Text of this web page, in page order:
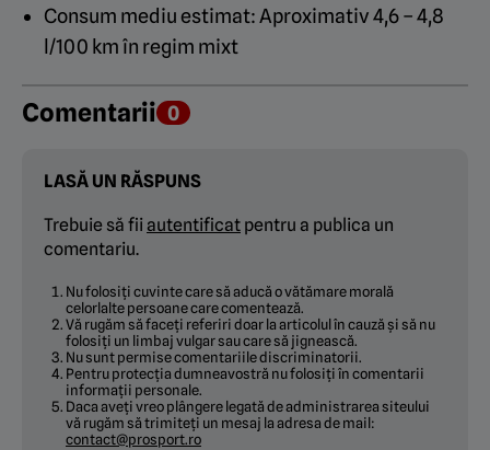
Consum mediu estimat: Aproximativ 4,6 – 4,8
l/100 km în regim mixt
Comentarii 0
LASĂ UN RĂSPUNS
Trebuie să fii autentificat pentru a publica un
comentariu.
Nu folosiți cuvinte care să aducă o vătămare morală
celorlalte persoane care comentează.
Vă rugăm să faceți referiri doar la articolul în cauză și să nu
folosiți un limbaj vulgar sau care să jignească.
Nu sunt permise comentariile discriminatorii.
Pentru protecția dumneavostră nu folosiți în comentarii
informații personale.
Daca aveți vreo plângere legată de administrarea siteului
vă rugăm să trimiteți un mesaj la adresa de mail:
contact@prosport.ro